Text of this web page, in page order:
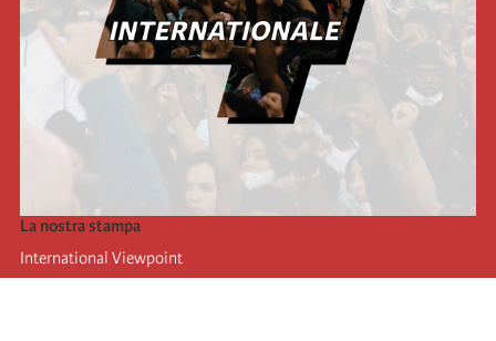
La nostra stampa
International Viewpoint